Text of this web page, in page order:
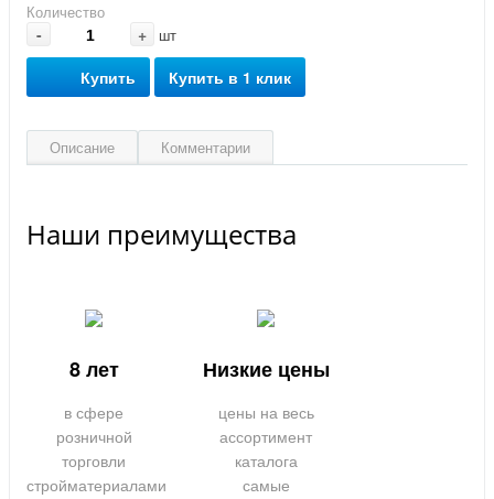
Количество
- + шт
Купить Купить в 1 клик
Описание Комментарии
Наши преимущества
8 лет
в сфере
розничной
торговли
стройматериалами
Низкие цены
цены на весь
ассортимент
каталога
самые